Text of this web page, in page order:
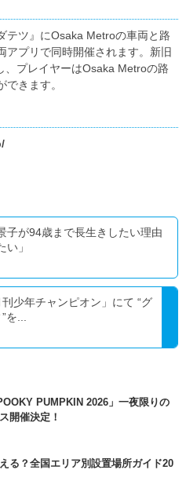
テツ』にOsaka Metroの車両と路
アプリで同時開催されます。新旧
プレイヤーはOsaka Metroの路
きます。
子が94歳まで長生きしたい理由
」
少年チャンピオン」にて “グ
...
PUMPKIN 2026」一夜限りの
開催決定！
る？全国エリア別設置場所ガイド20